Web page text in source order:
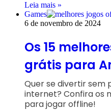
Leia mais »
Games
6 de novembro de 2024
Os 15
grátis para
Quer se divertir sem
internet? Confira os
para jogar offline!